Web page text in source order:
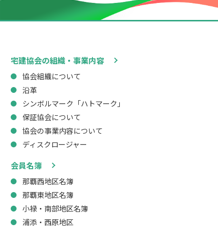
宅建協会の組織・事業内容
協会組織について
沿革
シンボルマーク「ハトマーク」
保証協会について
協会の事業内容について
ディスクロージャー
会員名簿
那覇西地区名簿
那覇東地区名簿
小禄・南部地区名簿
浦添・西原地区